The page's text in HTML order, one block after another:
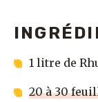
1 litre de
20 à 30